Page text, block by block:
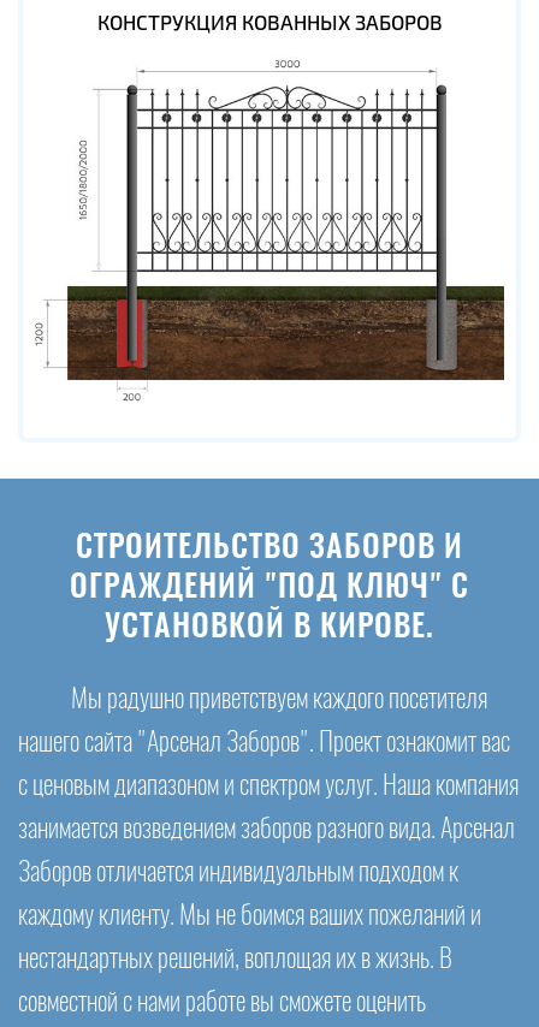
КОНСТРУКЦИЯ КОВАННЫХ ЗАБОРОВ
СТРОИТЕЛЬСТВО ЗАБОРОВ И
ОГРАЖДЕНИЙ "ПОД КЛЮЧ" С
УСТАНОВКОЙ В КИРОВЕ.
Мы радушно приветствуем каждого посетителя
нашего сайта "Арсенал Заборов". Проект ознакомит вас
с ценовым диапазоном и спектром услуг. Наша компания
занимается возведением заборов разного вида. Арсенал
Заборов отличается индивидуальным подходом к
каждому клиенту. Мы не боимся ваших пожеланий и
нестандартных решений, воплощая их в жизнь. В
совместной с нами работе вы сможете оценить